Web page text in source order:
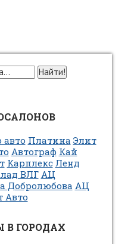
Платина Элит
Автограф Кай
Карплекс Ленд
ВЛГ АЦ
Добролюбова АЦ
Авто
В ГОРОДАХ